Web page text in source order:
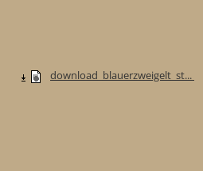
download_blauerzweigelt_st...